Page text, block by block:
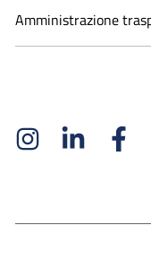
Amministrazione